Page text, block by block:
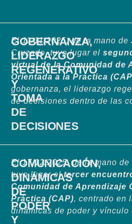
GOBERNANZA,
LIDERAZGO
REGENERATIVO
Y
TOMA
DE
DECISIONES
El 11/11/2025, de la mano de
Cruzado, tuvo lugar el
virtual de la Comunidad de
Orientada a la Práctica
gobernanza, el liderazgo
de decisiones dentro de las
COMUNICACIÓN,
DINÁMICAS
DE
PODER
Y
El 17/12/2025, de la mano
tuvo lugar eltercer
Comunidad de Aprendizaje
Práctica (CAP), centrado en
dinámicas de poder y vínculo